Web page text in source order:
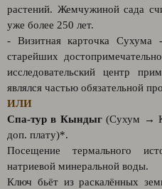
растений. Жемчужиной сада
уже более 250 лет.
- Визитная карточка Сухума
старейших
исследовательский центр
являлся частью обязательной
ИЛИ
Спа-тур в Кындыг(Сухум →
доп. плату)*.
Посещение термального
натриевой минеральной воды.
Ключ бьёт из раскалённых